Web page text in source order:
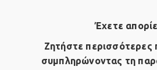
Έχετε
Ζητήστε περισσότερες
συμπληρώνοντας τη